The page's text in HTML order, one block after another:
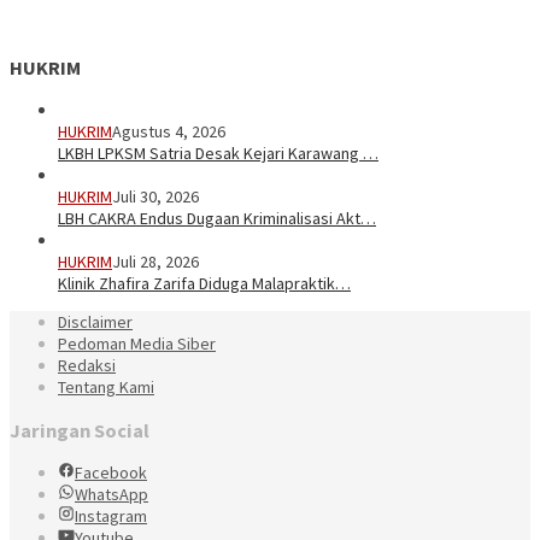
HUKRIM
HUKRIMAgustus 4, 2026
LKBH LPKSM Satria Desak Kejari Karawang …
HUKRIMJuli 30, 2026
LBH CAKRA Endus Dugaan Kriminalisasi Akt…
HUKRIMJuli 28, 2026
Klinik Zhafira Zarifa Diduga Malapraktik…
Disclaimer
Pedoman Media Siber
Redaksi
Tentang Kami
Jaringan Social
Facebook
WhatsApp
Instagram